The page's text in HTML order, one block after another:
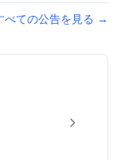
べての公告を見る →